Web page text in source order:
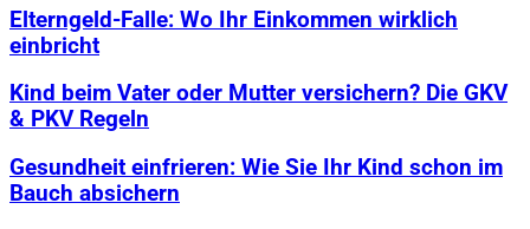
Elterngeld-Falle: Wo Ihr Einkommen wirklich
einbricht
Kind beim Vater oder Mutter versichern? Die GKV
& PKV Regeln
Gesundheit einfrieren: Wie Sie Ihr Kind schon im
Bauch absichern